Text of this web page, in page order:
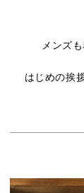
メンズ
はじめの挨